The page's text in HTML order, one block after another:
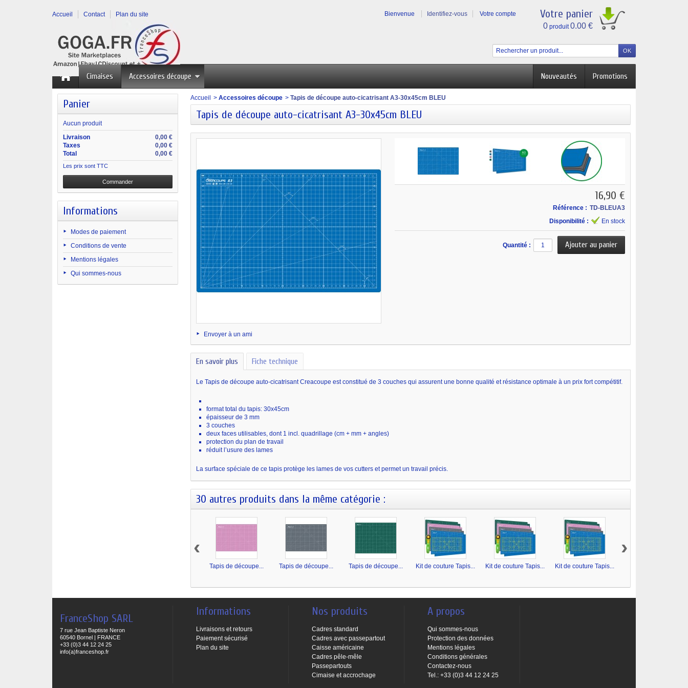
Accueil Contact Plan du site Bienvenue Identifiez-vous Votre compte Votre panier
0 produit0.00 €
Promotions
Nouveautés
Cimaises Accessoires découpe
Panier
Aucun produit
0,00 €
Livraison
0,00 €
Taxes
0,00 €
Total
Les prix sont TTC
Commander
Informations
Modes de paiement
Conditions de vente
Mentions légales
Qui sommes-nous
Accueil > Accessoires découpe > Tapis de découpe auto-cicatrisant A3-30x45cm BLEU
Tapis de découpe auto-cicatrisant A3-30x45cm BLEU
Envoyer à un ami
16,90 €
Référence : TD-BLEUA3
Disponibilité :
En stock
Quantité :
En savoir plus Fiche technique
Le Tapis de découpe auto-cicatrisant Creacoupe est constitué de 3 couches qui assurent une bonne qualité et résistance optimale à un prix fort compétitif.
format total du tapis: 30x45cm
épaisseur de 3 mm
3 couches
deux faces utilisables, dont 1 incl. quadrillage (cm + mm + angles)
protection du plan de travail
réduit l’usure des lames
La surface spéciale de ce tapis protège les lames de vos cutters et permet un travail précis.
30 autres produits dans la même catégorie :
Tapis de découpe... Tapis de découpe... Tapis de découpe... Kit de couture Tapis... Kit de couture Tapis... Kit de couture Tapis...
‹ ›
FranceShop SARL
7 rue Jean Baptiste Neron
60540 Bornel | FRANCE
+33 (0)3 44 12 24 25
info(a)franceshop.fr
Informations
Livraisons et retours
Paiement sécurisé
Plan du site
Nos produits
Cadres standard
Cadres avec passepartout
Caisse américaine
Cadres pêle-mêle
Passepartouts
Cimaise et accrochage
A propos
Qui sommes-nous
Protection des données
Mentions légales
Conditions générales
Contactez-nous
Tel.: +33 (0)3 44 12 24 25